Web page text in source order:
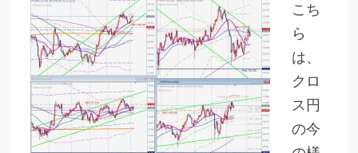
こち
ら
は、
クロ
ス円
の今